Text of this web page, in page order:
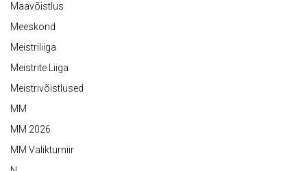
Maavõistlus
Meeskond
Meistriliiga
Meistrite Liiga
Meistrivõistlused
MM
MM 2026
MM Valikturniir